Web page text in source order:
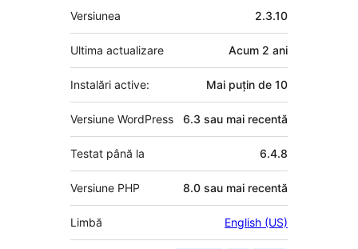
Meta
Versiunea 2.3.10
Ultima actualizare Acum 2 ani
Instalări active: Mai puțin de 10
Versiune WordPress 6.3 sau mai recentă
Testat până la 6.4.8
Versiune PHP 8.0 sau mai recentă
Limbă English (US)